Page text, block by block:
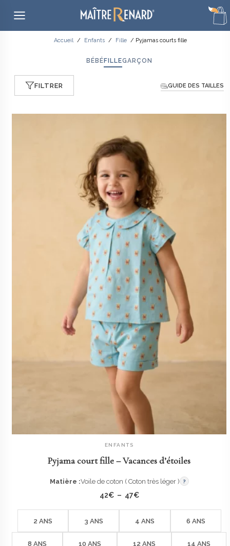
Accueil / Enfants / Fille / Pyjamas courts fille
BÉBÉ FILLEGARÇON
FILTRER GUIDE DES TAILLES
AJOUTER AU PANIER
ENFANTS
Pyjama court fille – Vacances d’étoiles
Matière :Voile de coton ( Coton très léger ) ?
42€ – 47€Plage
prix :
42€
2 ANS 3 ANS 4 ANS 6 ANS
8 ANS 10 ANS 12 ANS 14 ANS